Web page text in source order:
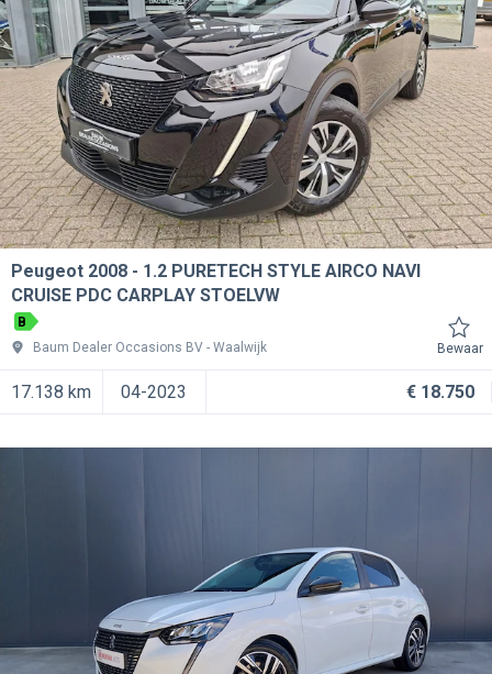
Peugeot 2008
1.2 PURETECH STYLE AIRCO NAVI
CRUISE PDC CARPLAY STOELVW
B
Baum Dealer Occasions BV
Waalwijk Bewaar
17.138 km 04-2023 € 18.750